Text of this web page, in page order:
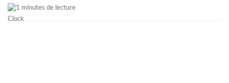
1 minutes de lecture